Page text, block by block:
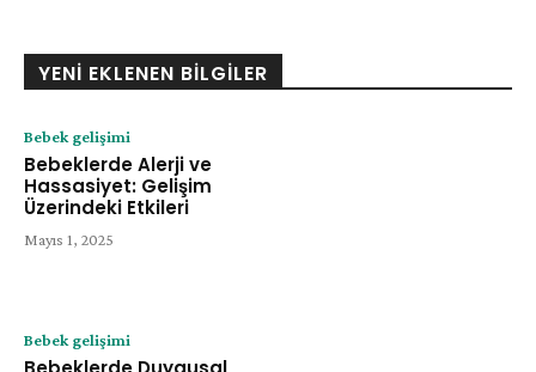
YENI EKLENEN BILGILER
Bebek gelişimi
Bebeklerde Alerji ve
Hassasiyet: Gelişim
Üzerindeki Etkileri
Mayıs 1, 2025
Bebek gelişimi